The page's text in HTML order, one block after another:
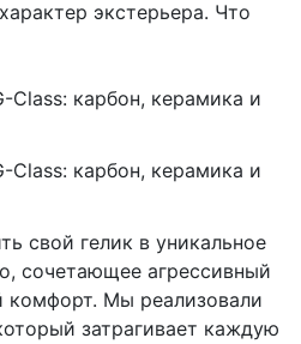
экстерьера. Что
Class: карбон, керамика и
Class: карбон, керамика и
свой гелик в уникальное
сочетающее агрессивный
комфорт. Мы реализовали
затрагивает каждую